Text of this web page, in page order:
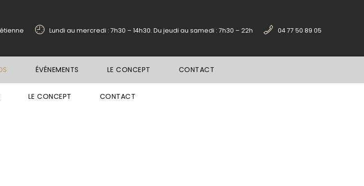
Lundi au mercredi : 7h30 – 14h30. Du jeudi au samedi : 7h30 – 22h 04 77 50 89 05
ÉVÉNEMENTS LE CONCEPT CONTACT
LE CONCEPT CONTACT